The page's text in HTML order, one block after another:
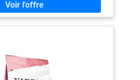
allégées et contiennent 30 % de
en moins par rapport à IAMS au
adultes CONTROLE DU POIDS :
animale, un brule graisse
une faible teneur en matière
SAINE : Notre recette IAMS